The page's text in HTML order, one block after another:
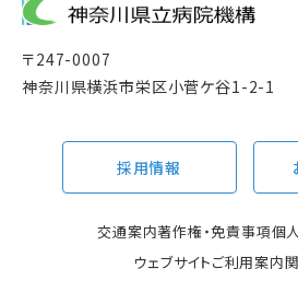
〒247-0007
神奈川県横浜市栄区小菅ケ谷1-2-1
採用情報
交通案内著作権・免責事項個
ウェブサイトご利用案内